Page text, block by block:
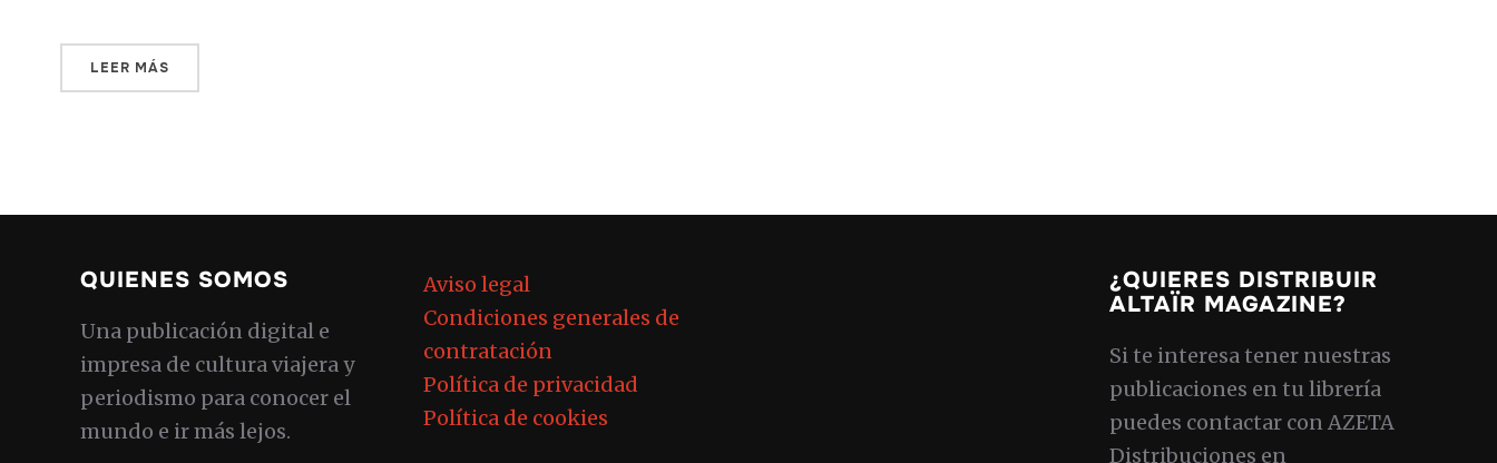
LEER MÁS
QUIENES SOMOS
Una publicación digital e
impresa de cultura viajera y
periodismo para conocer el
mundo e ir más lejos.
Aviso legal
Condiciones generales de
contratación
Política de privacidad
Política de cookies
¿QUIERES DISTRIBUIR
ALTAÏR MAGAZINE?
Si te interesa tener nuestras
publicaciones en tu librería
puedes contactar con AZETA
Distribuciones en